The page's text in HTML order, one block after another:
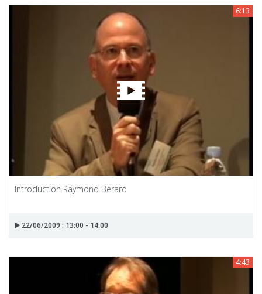
6:13
Introduction Raymond Bérard
22/06/2009 : 13:00 - 14:00
4:43